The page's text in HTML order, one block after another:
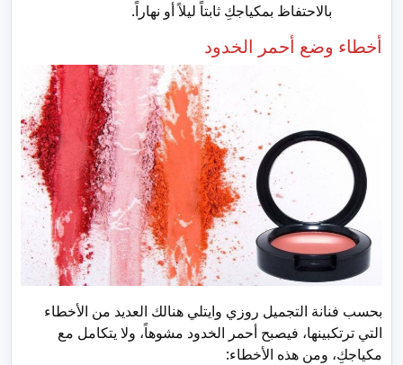
بالاحتفاظ بمكياجكِ ثابتاً ليلاً أو نهاراً.
أخطاء وضع أحمر الخدود
بحسب فنانة التجميل روزي وايتلي هنالك العديد من الأخطاء
التي ترتكبينها، فيصبح أحمر الخدود مشوهاً، ولا يتكامل مع
مكياجكِ، ومن هذه الأخطاء: